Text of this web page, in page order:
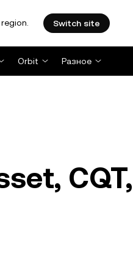
Switch site
Orbit Разное
CQT,